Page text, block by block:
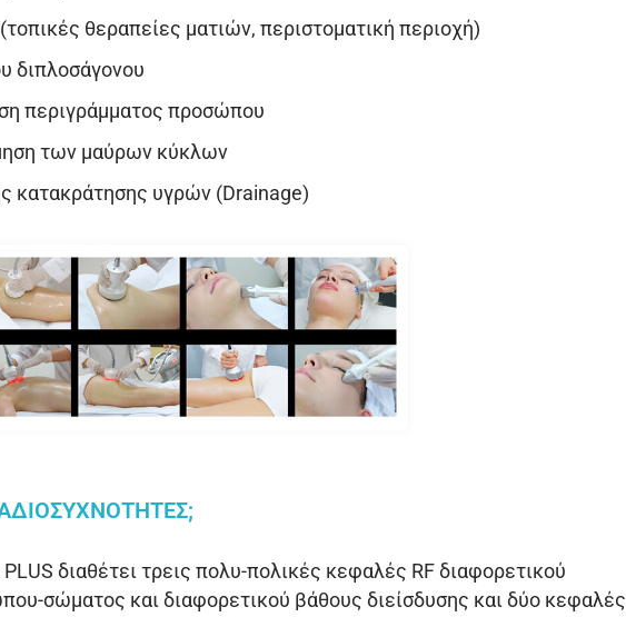
θεραπείες ματιών, περιστοματική περιοχή)
διπλοσάγονου
περιγράμματος προσώπου
των μαύρων κύκλων
κατακράτησης υγρών (Drainage)
διαθέτει τρεις πολυ-πολικές κεφαλές RF διαφορετικού
σώματος και διαφορετικού βάθους διείσδυσης και δύο κεφαλές